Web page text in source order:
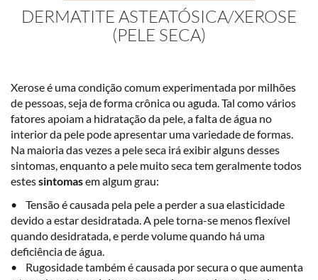
DERMATITE ASTEATÓSICA/XEROSE
(PELE SECA)
Xerose é uma condição comum experimentada por milhões
de pessoas, seja de forma crônica ou aguda. Tal como vários
fatores apoiam a hidratação da pele, a falta de água no
interior da pele pode apresentar uma variedade de formas.
Na maioria das vezes a pele seca irá exibir alguns desses
sintomas, enquanto a pele muito seca tem geralmente todos
estessintomasem algum grau:
• Tensão é causada pela pele a perder a sua elasticidade
devido a estar desidratada. A pele torna-se menos flexível
quando desidratada, e perde volume quando há uma
deficiência de água.
• Rugosidade também é causada por secura o que aumenta